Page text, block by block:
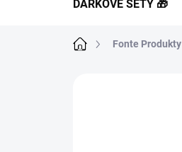
DÁRKOVÉ SETY 🎁
Domů Fonte Produkty